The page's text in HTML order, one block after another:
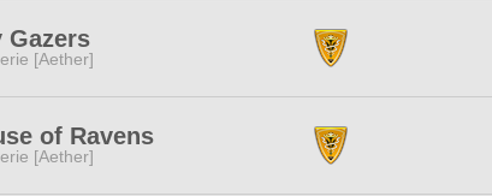
Gazers
[Aether]
of Ravens
[Aether]